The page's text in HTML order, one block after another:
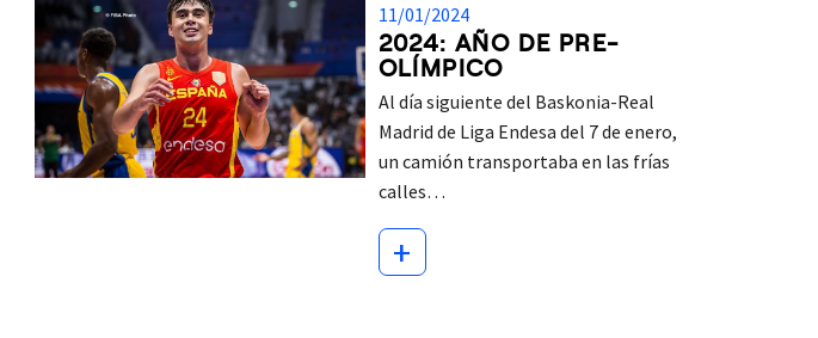
11/01/2024
2024: AÑO DE PRE-
OLÍMPICO
Al día siguiente del Baskonia-Real
Madrid de Liga Endesa del 7 de enero,
un camión transportaba en las frías
calles…
+